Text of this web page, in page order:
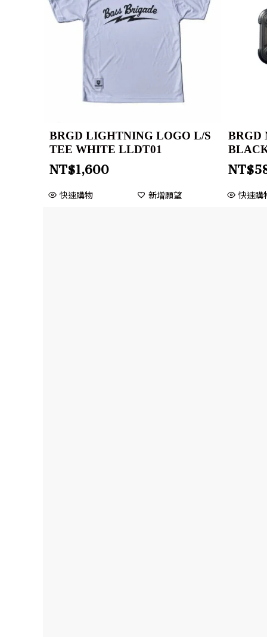
BRGD LIGHTNING LOGO L/S
TEE WHITE LLDT01
NT$1,600
快速購物 新增願望
BRGD
NT$
快速購